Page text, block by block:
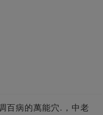
百病的萬能穴.，中老